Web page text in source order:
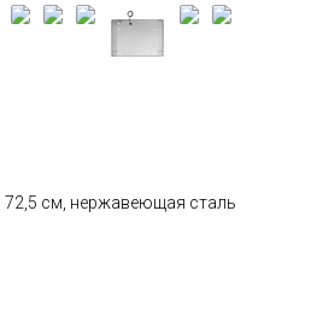
72,5 см, нержавеющая сталь